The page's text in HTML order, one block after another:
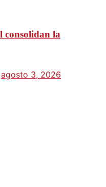
consolidan la
agosto 3, 2026